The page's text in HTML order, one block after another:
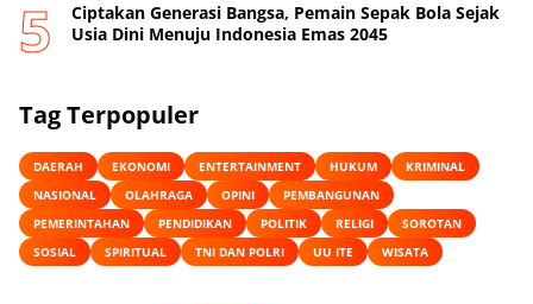
Ciptakan Generasi Bangsa, Pemain Sepak Bola Sejak
Usia Dini Menuju Indonesia Emas 2045
Tag Terpopuler
DAERAH EKONOMI ENTERTAINMENT HUKUM
KRIMINAL
NASIONAL
OLAHRAGA OPINI
PEMBANGUNAN
PEMERINTAHAN
PENDIDIKAN POLITIK RELIGI
SOROTAN
SOSIAL
SPIRITUAL TNI DAN POLRI UU ITE WISATA